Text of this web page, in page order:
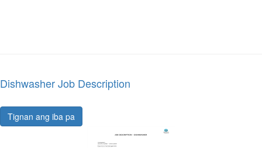
Dishwasher Job Description
Tignan ang iba pa